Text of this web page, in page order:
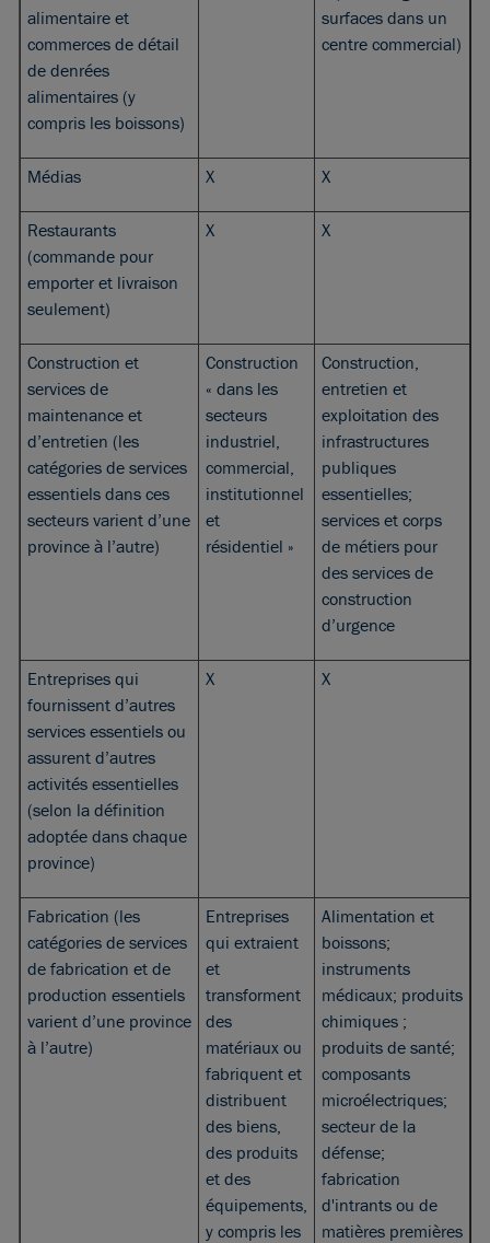
alimentaire et
commerces de détail
de denrées
alimentaires (y
compris les boissons)
surfaces dans un
centre commercial)
Médias X X
Restaurants
(commande pour
emporter et livraison
seulement)
X X
Construction et
services de
maintenance et
d’entretien (les
catégories de services
essentiels dans ces
secteurs varient d’une
province à l’autre)
Construction
« dans les
secteurs
industriel,
commercial,
institutionnel
et
résidentiel »
Construction,
entretien et
exploitation des
infrastructures
publiques
essentielles;
services et corps
de métiers pour
des services de
construction
d’urgence
Entreprises qui
fournissent d’autres
services essentiels ou
assurent d’autres
activités essentielles
(selon la définition
adoptée dans chaque
province)
X X
Fabrication (les
catégories de services
de fabrication et de
production essentiels
varient d’une province
à l’autre)
Entreprises
qui extraient
et
transforment
des
matériaux ou
fabriquent et
distribuent
des biens,
des produits
et des
équipements,
y compris les
Alimentation et
boissons;
instruments
médicaux; produits
chimiques ;
produits de santé;
composants
microélectriques;
secteur de la
défense;
fabrication
d'intrants ou de
matières premières